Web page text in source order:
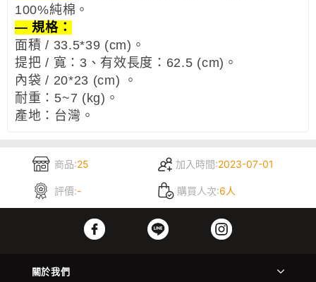
100%純棉。
— 規格：
面積 / 33.5*39 (cm)。
提把 / 寬：3、有效長度：62.5 (cm)。
內袋 / 20*23 (cm) 。
耐重：5~7 (kg)。
產地：台灣。
商品:25 加入時間:2023-07-01
評價:- 購買人次:6人
關於我們